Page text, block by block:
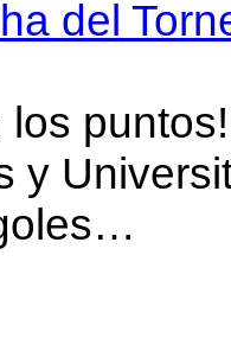
del
los
y